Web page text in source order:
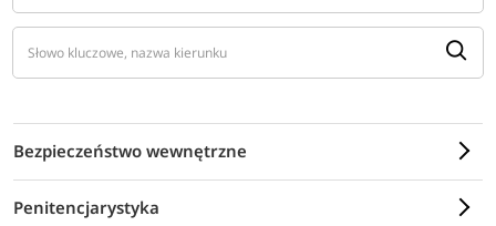
Bezpieczeństwo wewnętrzne
Penitencjarystyka